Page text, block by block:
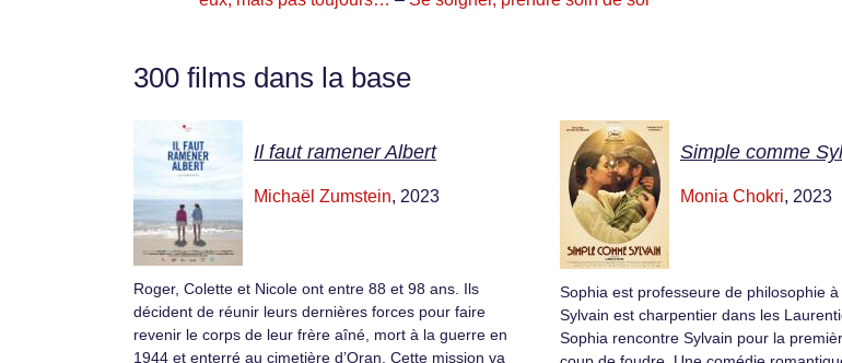
300 films dans la base
Il faut ramener Albert
Michaël Zumstein, 2023
Roger, Colette et Nicole ont entre 88 et 98 ans. Ils
décident de réunir leurs dernières forces pour faire
revenir le corps de leur frère aîné, mort à la guerre en
1944 et enterré au cimetière d’Oran. Cette mission va
Simple comme
Monia Chokri, 2023
Sophia est professeure de philosophie
Sylvain est charpentier dans les
Sophia rencontre Sylvain pour la